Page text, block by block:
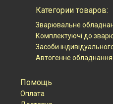
Категории товаров:
Зварювальне
Комплектуючі до
Засоби
Автогенне обладнання
Помощь
Оплата